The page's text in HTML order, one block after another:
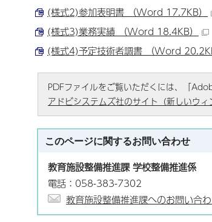
(様式2)参加表明書 （Word 17.7KB）
(様式3)業務実績 （Word 18.4KB）
(様式4)予定技術者調書 （Word
PDFファイルをご覧いただくには、「
アドビシステムズ社のサイト（新しいウィ
このページに関するお問い合わせ
教育施設整備推進課 学校整備推進係
電話：058-383-7302
教育施設整備推進課へのお問い合